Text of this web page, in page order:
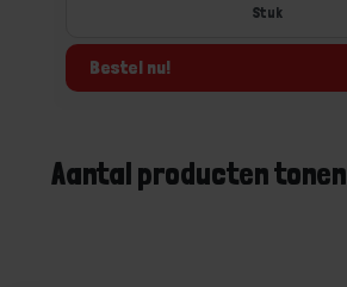
Stuk
Bestel nu!
Aantal producten tonen